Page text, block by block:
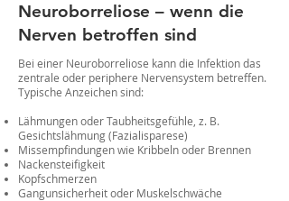
Neuroborreliose – wenn die
Nerven betroffen sind
Bei einer Neuroborreliose kann die Infektion das
zentrale oder periphere Nervensystem betreffen.
Typische Anzeichen sind:
Lähmungen oder Taubheitsgefühle, z. B.
Gesichtslähmung (Fazialisparese)
Missempfindungen wie Kribbeln oder Brennen
Nackensteifigkeit
Kopfschmerzen
Gangunsicherheit oder Muskelschwäche